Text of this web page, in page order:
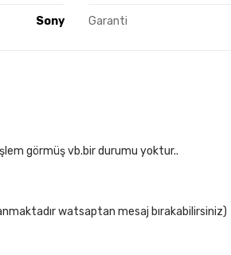
Sony Garanti
görmüş vb.bir durumu yoktur..
watsaptan mesaj bırakabilirsiniz)